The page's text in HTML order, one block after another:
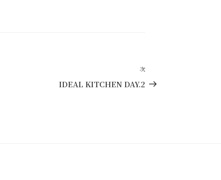
次
の
次
IDEAL KITCHEN DAY.2